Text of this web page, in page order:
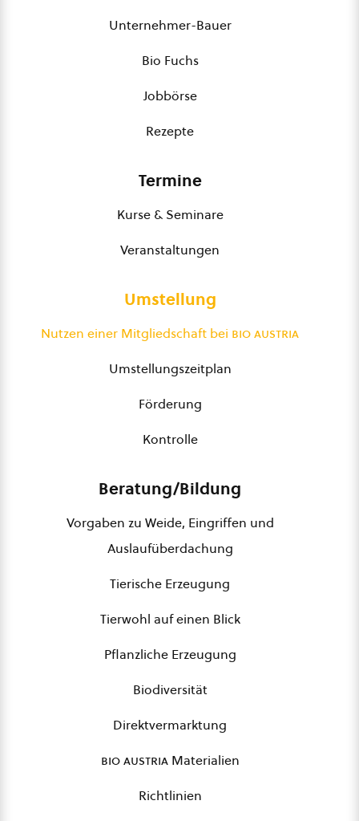
Unternehmer-Bauer
Bio Fuchs
Jobbörse
Rezepte
Termine
Kurse & Seminare
Veranstaltungen
Umstellung
Nutzen einer Mitgliedschaft bei bio austria
Umstellungszeitplan
Förderung
Kontrolle
Beratung/Bildung
Vorgaben zu Weide, Eingriffen und
Auslaufüberdachung
Tierische Erzeugung
Tierwohl auf einen Blick
Pflanzliche Erzeugung
Biodiversität
Direktvermarktung
bio austriaMaterialien
Richtlinien